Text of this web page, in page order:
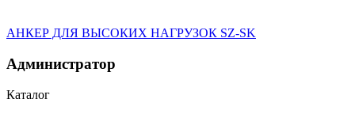
АНКЕР ДЛЯ ВЫСОКИХ НАГРУЗОК SZ-SK
Администратор
Каталог